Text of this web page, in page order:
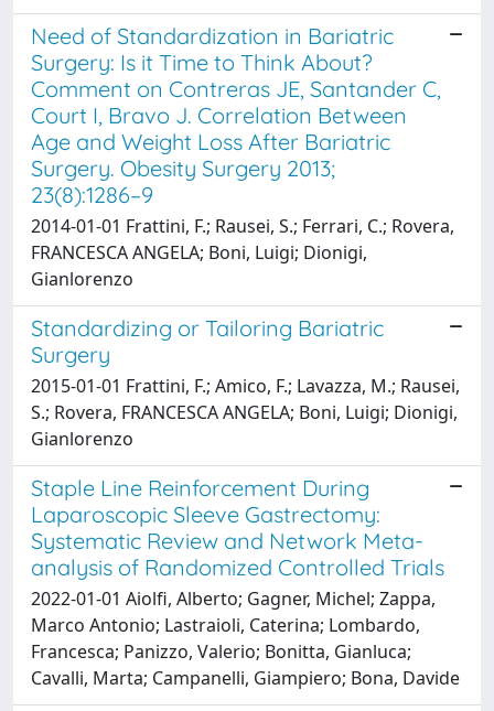
Need of Standardization in Bariatric
Surgery: Is it Time to Think About?
Comment on Contreras JE, Santander C,
Court I, Bravo J. Correlation Between
Age and Weight Loss After Bariatric
Surgery. Obesity Surgery 2013;
23(8):1286–9
2014-01-01 Frattini, F.; Rausei, S.; Ferrari, C.; Rovera,
FRANCESCA ANGELA; Boni, Luigi; Dionigi,
Gianlorenzo
Standardizing or Tailoring Bariatric
Surgery
2015-01-01 Frattini, F.; Amico, F.; Lavazza, M.; Rausei,
S.; Rovera, FRANCESCA ANGELA; Boni, Luigi; Dionigi,
Gianlorenzo
Staple Line Reinforcement During
Laparoscopic Sleeve Gastrectomy:
Systematic Review and Network Meta-
analysis of Randomized Controlled Trials
2022-01-01 Aiolfi, Alberto; Gagner, Michel; Zappa,
Marco Antonio; Lastraioli, Caterina; Lombardo,
Francesca; Panizzo, Valerio; Bonitta, Gianluca;
Cavalli, Marta; Campanelli, Giampiero; Bona, Davide